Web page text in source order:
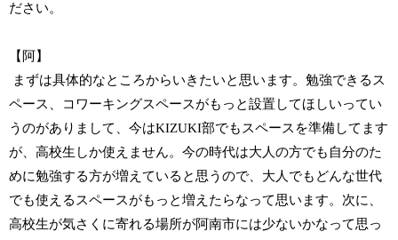
ださい。
【阿】
まずは具体的なところからいきたいと思います。勉強できるス
ペース、コワーキングスペースがもっと設置してほしいってい
うのがありまして、今はKIZUKI部でもスペースを準備してます
が、高校生しか使えません。今の時代は大人の方でも自分のた
めに勉強する方が増えていると思うので、大人でもどんな世代
でも使えるスペースがもっと増えたらなって思います。次に、
高校生が気さくに寄れる場所が阿南市には少ないかなって思っ